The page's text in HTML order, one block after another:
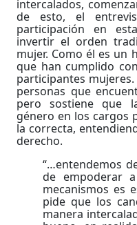
intercalados,
de esto, el
participación en
invertir el orden
mujer. Como él es un
que han cumplido
participantes
personas que
pero sostiene que
género en los cargos
la correcta,
derecho.
“…entendemos
de empoderar
mecanismos es
pide que los
manera